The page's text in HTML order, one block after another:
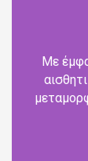
Με